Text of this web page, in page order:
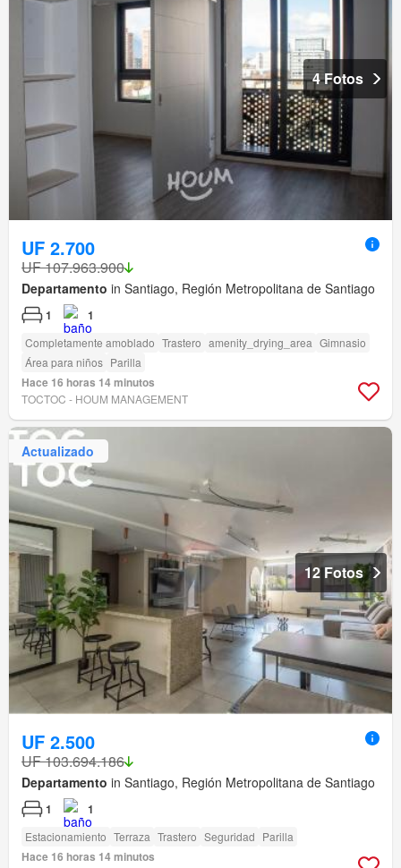
4 Fotos
UF 2.700
UF 107.963.900
Departamento in Santiago, Región Metropolitana de Santiago
1 1
Completamente amoblado Trastero amenity_drying_area Gimnasio
Área para niños Parilla
Hace 16 horas 14 minutos
TOCTOC - HOUM MANAGEMENT
Actualizado
12 Fotos
UF 2.500
UF 103.694.186
Departamento in Santiago, Región Metropolitana de Santiago
1 1
Estacionamiento Terraza Trastero Seguridad Parilla
Hace 16 horas 14 minutos